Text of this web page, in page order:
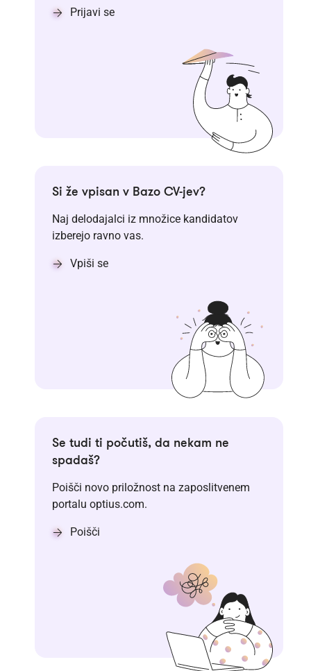
Prijavi se
Si že vpisan v Bazo CV-jev?
Naj delodajalci iz množice kandidatov
izberejo ravno vas.
Vpiši se
Se tudi ti počutiš, da nekam ne
spadaš?
Poišči novo priložnost na zaposlitvenem
portalu optius.com.
Poišči